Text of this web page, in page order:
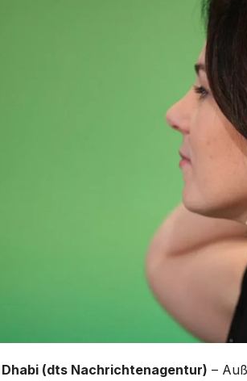
Dhabi (dts Nachrichtenagentur) –